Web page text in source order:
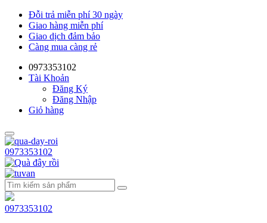
Đỗi trả miễn phí 30 ngày
Giao hàng miễn phí
Giao dịch đảm bảo
Càng mua càng rẻ
0973353102
Tài Khoản
Đăng Ký
Đăng Nhập
Giỏ hàng
0973353102
0973353102